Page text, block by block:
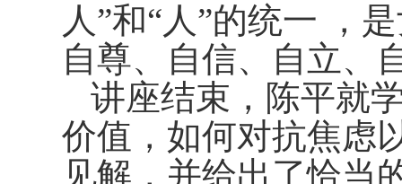
人”和“人”的统一 ，
自尊、 自信、 自立、
讲座结束， 陈平就
价值，如何对抗焦虑
见解，并给出了恰当